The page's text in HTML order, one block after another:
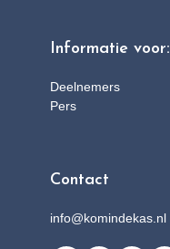
Informatie voor:
Deelnemers
Pers
Contact
info@komindekas.nl